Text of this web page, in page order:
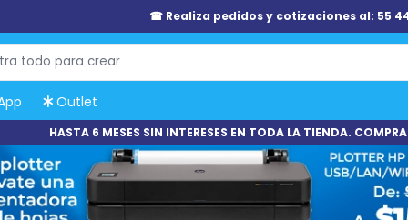
☎ Realiza pedidos y cotizaciones al: 55
Outlet
HASTA 6 MESES SIN INTERESES EN TODA LA TIENDA.